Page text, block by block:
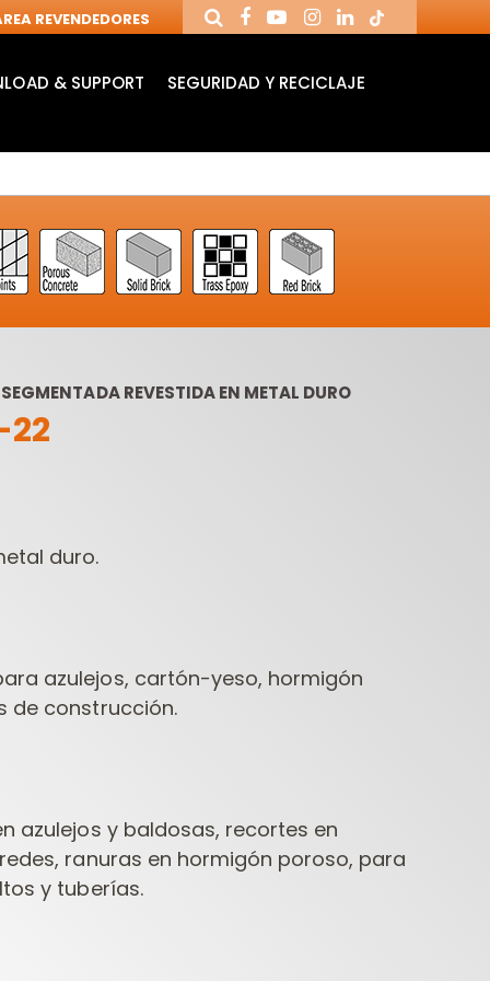
REVENDEDORES
MANDRILES Y
HERRAMIENTAS
& SUPPORT
SEGURIDAD Y RECICLAJE
REVESTIDA EN METAL DURO
duro.
azulejos, cartón-yeso, hormigón
de construcción.
azulejos y baldosas, recortes en
ranuras en hormigón poroso, para
y tuberías.